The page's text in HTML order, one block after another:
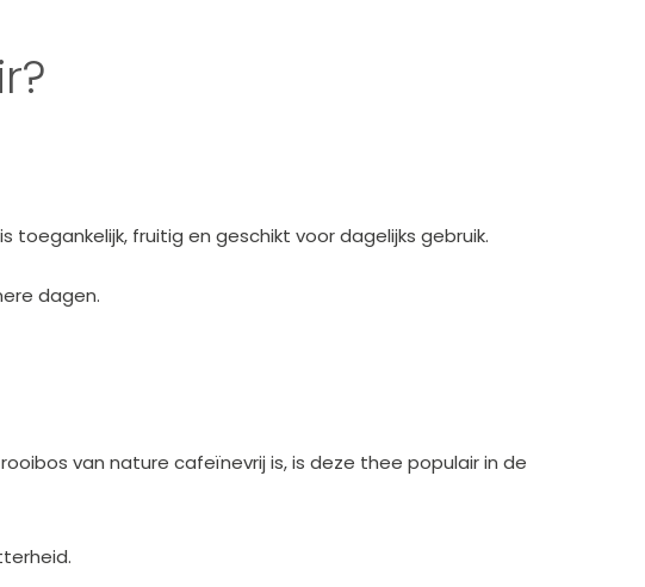
fruitig en geschikt voor dagelijks gebruik.
dagen.
van nature cafeïnevrij is, is deze thee populair in de